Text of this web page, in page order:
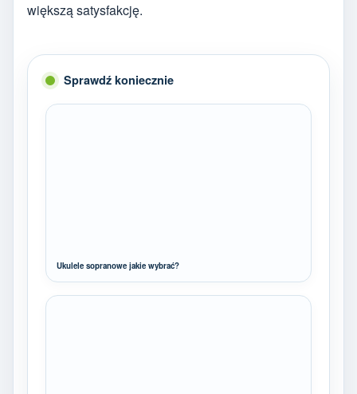
większą satysfakcję.
Sprawdź koniecznie
Ukulele sopranowe jakie wybrać?